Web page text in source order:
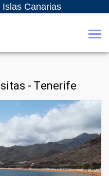
Canarias
- Tenerife